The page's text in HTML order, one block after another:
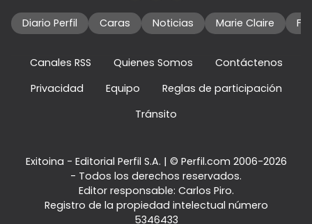
Diario Perfil Caras Noticias Marie Claire
Canales RSS Quienes Somos
Contáctenos
Privacidad
Equipo
Reglas de participación
Tránsito
Exitoina - Editorial Perfil S.A. | © Perfil.com 2006-2026
- Todos los derechos reservados.
Editor responsable: Carlos Piro.
Registro de la propiedad intelectual número
5346433